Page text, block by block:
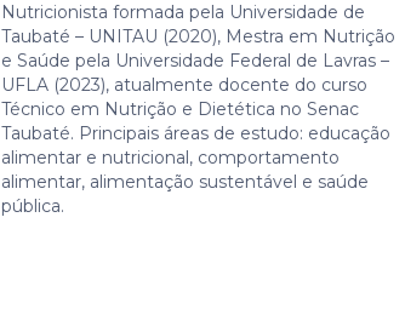
Nutricionista formada pela Universidade de
Taubaté – UNITAU (2020), Mestra em Nutrição
e Saúde pela Universidade Federal de Lavras –
UFLA (2023), atualmente docente do curso
Técnico em Nutrição e Dietética no Senac
Taubaté. Principais áreas de estudo: educação
alimentar e nutricional, comportamento
alimentar, alimentação sustentável e saúde
pública.